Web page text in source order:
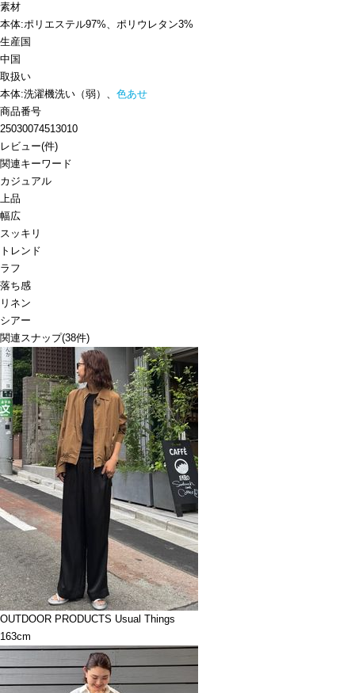
素材
本体:ポリエステル97%、ポリウレタン3%
生産国
中国
取扱い
本体:洗濯機洗い（弱）、 色あせ
商品番号
25030074513010
レビュー(件)
関連キーワード
カジュアル
上品
幅広
スッキリ
トレンド
ラフ
落ち感
リネン
シアー
関連スナップ(38件)
OUTDOOR PRODUCTS Usual Things
163cm